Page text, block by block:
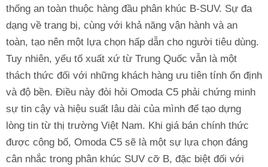
thống an toàn thuộc hàng đầu phân khúc B-SUV. Sự đa
dạng về trang bị, cùng với khả năng vận hành và an
toàn, tạo nên một lựa chọn hấp dẫn cho người tiêu dùng.
Tuy nhiên, yếu tố xuất xứ từ Trung Quốc vẫn là một
thách thức đối với những khách hàng ưu tiên tính ổn định
và độ bền. Điều này đòi hỏi Omoda C5 phải chứng minh
sự tin cậy và hiệu suất lâu dài của mình để tạo dựng
lòng tin từ thị trường Việt Nam. Khi giá bán chính thức
được công bố, Omoda C5 sẽ là một sự lựa chọn đáng
cân nhắc trong phân khúc SUV cỡ B, đặc biệt đối với